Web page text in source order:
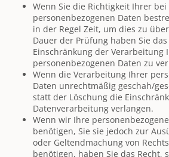
Wenn Sie die Richtigkeit Ihrer
personenbezogenen Daten
in der Regel Zeit, um dies zu
Dauer der Prüfung haben Sie
Einschränkung der Verarbeitung
personenbezogenen Daten zu
Wenn die Verarbeitung Ihrer
Daten unrechtmäßig geschah/
statt der Löschung die
Datenverarbeitung verlangen.
Wenn wir Ihre
benötigen, Sie sie jedoch zur
oder Geltendmachung von
benötigen, haben Sie das Recht,